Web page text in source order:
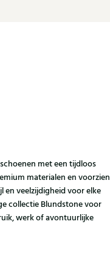
met een tijdloos
materialen en voorzien
en veelzijdigheid voor elke
collectie Blundstone voor
werk of avontuurlijke